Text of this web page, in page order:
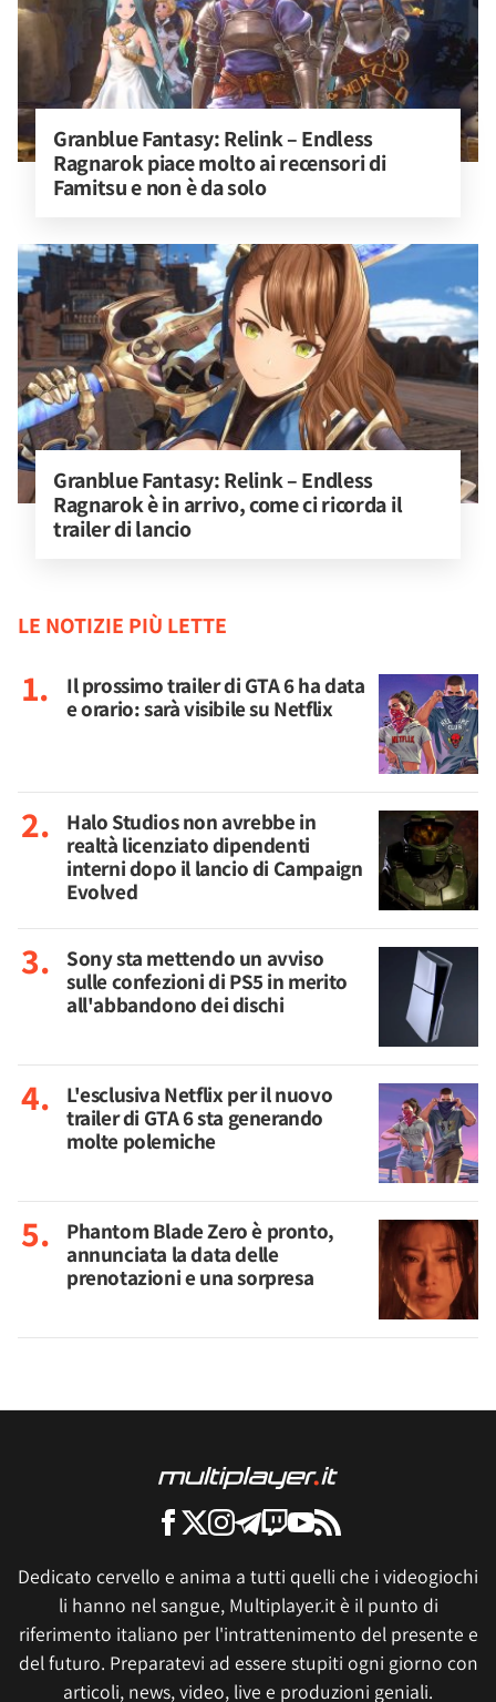
Granblue Fantasy: Relink – Endless
Ragnarok piace molto ai recensori di
Famitsu e non è da solo
Granblue Fantasy: Relink – Endless
Ragnarok è in arrivo, come ci ricorda il
trailer di lancio
LE NOTIZIE PIÙ LETTE
Il prossimo trailer di GTA 6 ha data
e orario: sarà visibile su Netflix
Halo Studios non avrebbe in
realtà licenziato dipendenti
interni dopo il lancio di Campaign
Evolved
Sony sta mettendo un avviso
sulle confezioni di PS5 in merito
all'abbandono dei dischi
L'esclusiva Netflix per il nuovo
trailer di GTA 6 sta generando
molte polemiche
Phantom Blade Zero è pronto,
annunciata la data delle
prenotazioni e una sorpresa
Dedicato cervello e anima a tutti quelli che i videogiochi
li hanno nel sangue, Multiplayer.it è il punto di
riferimento italiano per l'intrattenimento del presente e
del futuro. Preparatevi ad essere stupiti ogni giorno con
articoli, news, video, live e produzioni geniali.